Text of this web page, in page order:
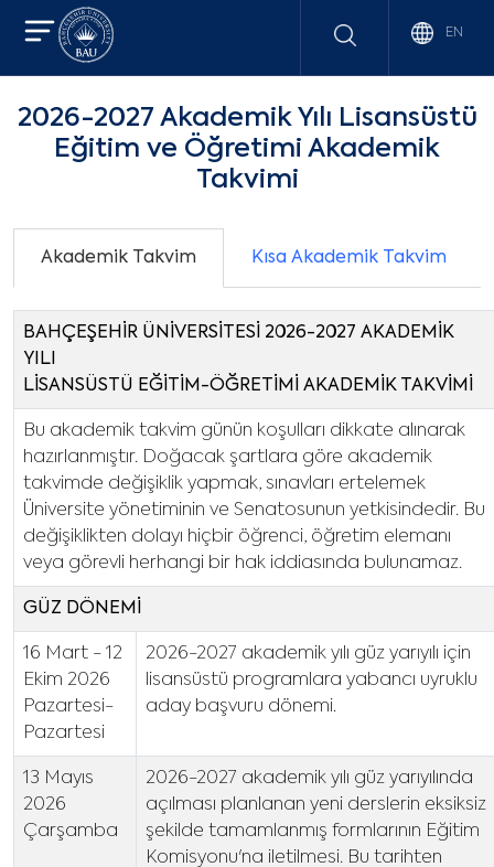
EN
2026-2027 Akademik Yılı Lisansüstü
Eğitim ve Öğretimi Akademik
Takvimi
Akademik Takvim Kısa Akademik Takvim
BAHÇEŞEHİR ÜNİVERSİTESİ 2026-2027 AKADEMİK
YILI
LİSANSÜSTÜ EĞİTİM-ÖĞRETİMİ AKADEMİK TAKVİMİ
Bu akademik takvim günün koşulları dikkate alınarak
hazırlanmıştır. Doğacak şartlara göre akademik
takvimde değişiklik yapmak, sınavları ertelemek
Üniversite yönetiminin ve Senatosunun yetkisindedir. Bu
değişiklikten dolayı hiçbir öğrenci, öğretim elemanı
veya görevli herhangi bir hak iddiasında bulunamaz.
GÜZ DÖNEMİ
16 Mart - 12
Ekim 2026
Pazartesi-
Pazartesi
2026-2027 akademik yılı güz yarıyılı için
lisansüstü programlara yabancı uyruklu
aday başvuru dönemi.
13 Mayıs
2026
Çarşamba
2026-2027 akademik yılı güz yarıyılında
açılması planlanan yeni derslerin eksiksiz
şekilde tamamlanmış formlarının Eğitim
Komisyonu'na iletilmesi. Bu tarihten